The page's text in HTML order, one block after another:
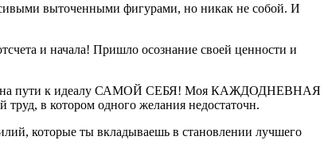
выточенными фигурами, но никак не собой. И
и начала! Пришло осознание своей ценности и
на пути к идеалу САМОЙ СЕБЯ! Моя КАЖДОДНЕВНАЯ
в котором одного желания недостаточн.
которые ты вкладываешь в становлении лучшего